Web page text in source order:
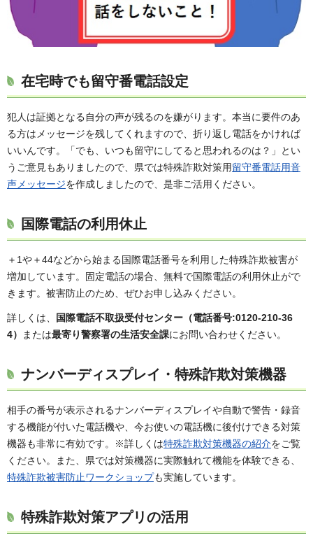
在宅時でも留守番電話設定
犯人は証拠となる自分の声が残るのを嫌がります。本当に要件のあ
る方はメッセージを残してくれますので、折り返し電話をかければ
いいんです。「でも、いつも留守にしてると思われるのは？」とい
うご意見もありましたので、県では特殊詐欺対策用留守番電話用音
声メッセージを作成しましたので、是非ご活用ください。
国際電話の利用休止
＋1や＋44などから始まる国際電話番号を利用した特殊詐欺被害が
増加しています。固定電話の場合、無料で国際電話の利用休止がで
きます。被害防止のため、ぜひお申し込みください。
詳しくは、
国際電話不取扱受付センター（電話番号:0120-210-36
4）
または最寄り警察署の生活安全課にお問い合わせください。
ナンバーディスプレイ・特殊詐欺対策機器
相手の番号が表示されるナンバーディスプレイや自動で警告・録音
する機能が付いた電話機や、今お使いの電話機に後付けできる対策
機器も非常に有効です。※詳しくは特殊詐欺対策機器の紹介をご覧
ください。また、県では対策機器に実際触れて機能を体験できる、
特殊詐欺被害防止ワークショップも実施しています。
特殊詐欺対策アプリの活用